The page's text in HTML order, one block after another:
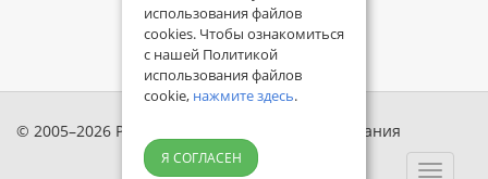
© 2005–2026 Российская академия естествознания
Toggle
использования файлов
cookies. Чтобы ознакомиться
с нашей Политикой
использования файлов
cookie, нажмите здесь.
Я СОГЛАСЕН